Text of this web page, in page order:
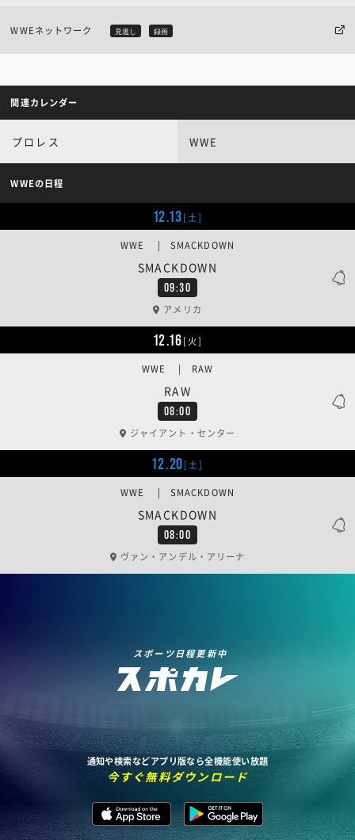
WWEネットワーク 見逃し 録画
関連カレンダー
プロレス WWE
WWEの日程
12.13[土]
09:30
SMACKDOWN
WWE | SMACKDOWN
アメリカ
12.16[火]
08:00
RAW
WWE | RAW
ジャイアント・センター
12.20[土]
08:00
SMACKDOWN
WWE | SMACKDOWN
ヴァン・アンデル・アリーナ
スポーツ日程更新中
通知や検索などアプリ版なら全機能使い放題
今すぐ無料ダウンロード